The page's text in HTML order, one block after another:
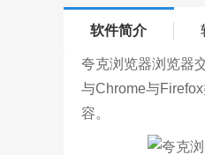
软件简介
夸克浏览器浏览器
与Chrome与
容。